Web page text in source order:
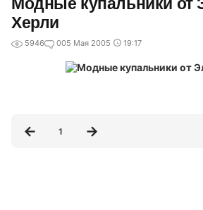
Херли
5946 005 Мая 2005 19:17
1